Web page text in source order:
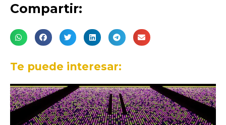
Compartir:
Te puede interesar: